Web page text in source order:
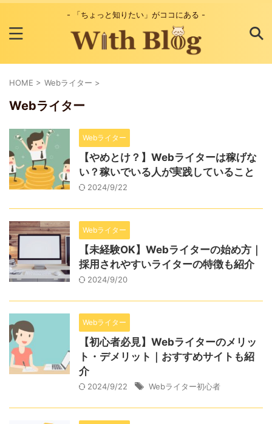
- 「ちょっと知りたい」がココにある -
HOME > Webライター >
Webライター
Webライター
【やめとけ？】Webライターは稼げな
い？稼いでいる人が実践していること
2024/9/22
Webライター
【未経験OK】Webライターの始め方｜
採用されやすいライターの特徴も紹介
2024/9/20
Webライター
【初心者必見】Webライターのメリッ
ト・デメリット｜おすすめサイトも紹
介
2024/9/22 Webライター初心者